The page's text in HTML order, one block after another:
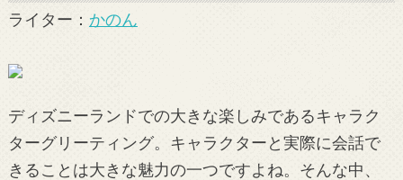
ライター： かのん
ディズニーランドでの大きな楽しみであるキャラク
ターグリーティング。キャラクターと実際に会話で
きることは大きな魅力の一つですよね。そんな中、